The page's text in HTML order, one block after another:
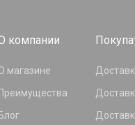
компании
магазине